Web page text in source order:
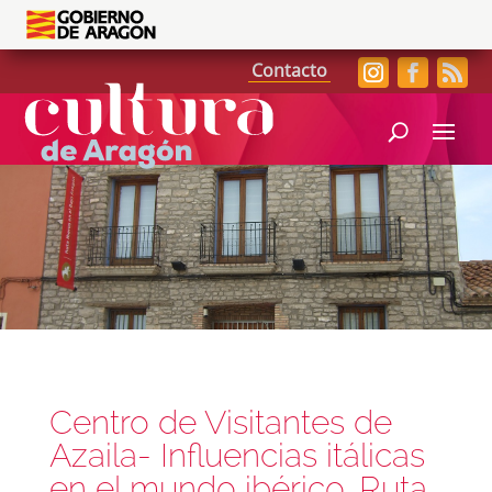
Contacto
Centro de Visitantes de
Azaila- Influencias itálicas